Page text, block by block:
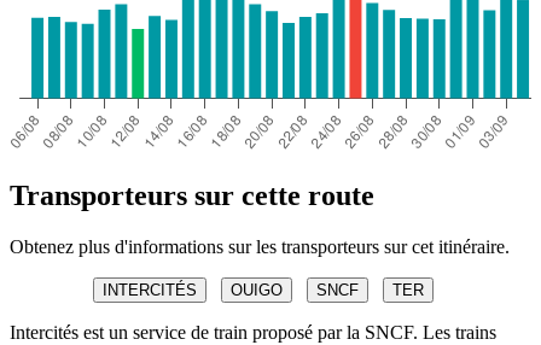
Transporteurs sur cette route
Obtenez plus d'informations sur les transporteurs sur cet itinéraire.
INTERCITÉS OUIGO SNCF TER
Intercités est un service de train proposé par la SNCF. Les trains